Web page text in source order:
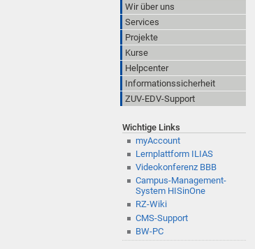
Wir über uns
Services
Projekte
Kurse
Helpcenter
Informationssicherheit
ZUV-EDV-Support
Wichtige Links
myAccount
Lernplattform ILIAS
Videokonferenz BBB
Campus-Management-
System HISinOne
RZ-Wiki
CMS-Support
BW-PC